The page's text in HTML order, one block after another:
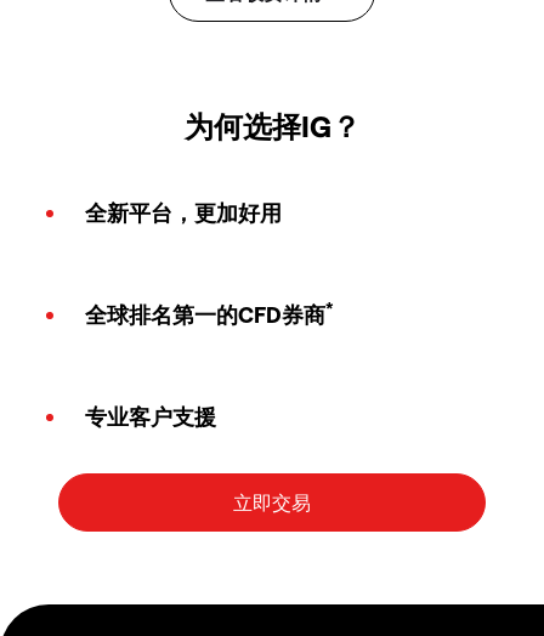
为何选择IG？
全新平台，更加好用
全球排名第一的CFD券商*
专业客户支援